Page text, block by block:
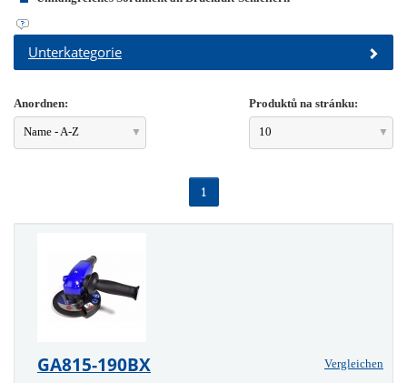
Unterkategorie
Anordnen:
Name - A-Z
Produktů na stránku:
10
1
GA815-190BX
Vergleichen